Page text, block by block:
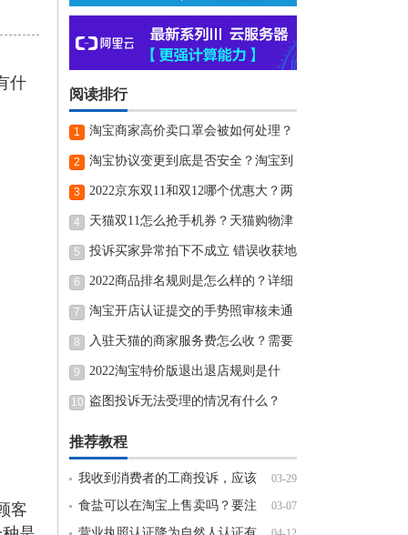
什
客
阅读排行
1 淘宝商家高价卖口罩会被如何处理？
2
淘宝协议变更到底是否安全？淘宝到
底要怎么进行协议变更过户呢?
3
2022京东双11和双12哪个优惠大？两
者有不同吗?
4
天猫双11怎么抢手机券？天猫购物津
贴规则是什么?
5
投诉买家异常拍下不成立 错误收获地
址要怎么办？
6
2022商品排名规则是怎么样的？详细
规则讲解
7
淘宝开店认证提交的手势照审核未通
过原因汇总有哪些？
8
入驻天猫的商家服务费怎么收？需要
准备什么?
9
2022淘宝特价版退出退店规则是什
么？
10 盗图投诉无法受理的情况有什么？
推荐教程
03-29
我收到消费者的工商投诉，应该
怎么处理？
03-07
食盐可以在淘宝上售卖吗？要注